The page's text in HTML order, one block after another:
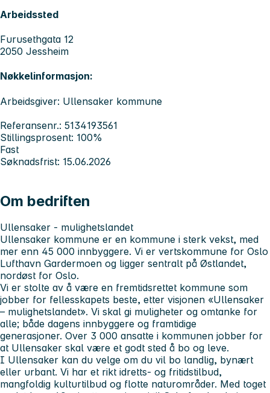
Arbeidssted
Furusethgata 12
2050 Jessheim
Nøkkelinformasjon:
Arbeidsgiver: Ullensaker kommune
Referansenr.: 5134193561
Stillingsprosent: 100%
Fast
Søknadsfrist: 15.06.2026
Om bedriften
Ullensaker - mulighetslandet
Ullensaker kommune er en kommune i sterk vekst, med
mer enn 45 000 innbyggere. Vi er vertskommune for Oslo
Lufthavn Gardermoen og ligger sentralt på Østlandet,
nordøst for Oslo.
Vi er stolte av å være en fremtidsrettet kommune som
jobber for fellesskapets beste, etter visjonen «Ullensaker
– mulighetslandet». Vi skal gi muligheter og omtanke for
alle; både dagens innbyggere og framtidige
generasjoner. Over 3 000 ansatte i kommunen jobber for
at Ullensaker skal være et godt sted å bo og leve.
I Ullensaker kan du velge om du vil bo landlig, bynært
eller urbant. Vi har et rikt idretts- og fritidstilbud,
mangfoldig kulturtilbud og flotte naturområder. Med toget